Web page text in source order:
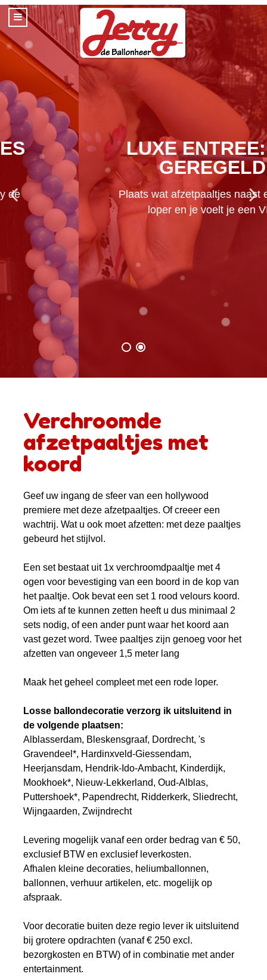
LUXE ENTREE: ZO
GEREGELD
Plaats wat afzetpaaltjes naast een rode
loper en je voelt je een VIP
Verchroomde
afzetpaaltjes met
koord
Geef uw ingang de sfeer van een hollywood
premiere met deze afzetpaaltjes. Of creeer een
wachtrij. Wat u ook moet afzetten: met deze paaltjes
gebeurd het stijlvol.
Een set bestaat uit 1x verchroomdpaaltje met 4
ogen voor bevestiging van een boord in de kop van
het paaltje. Ook bevat een set 1 rood velours koord.
Om iets af te kunnen zetten heeft u dus minimaal 2
sets nodig, of een ander punt waar het koord aan
vast gezet word. Twee paaltjes zijn genoeg voor het
afzetten van ongeveer 1,5 meter lang
Maak het geheel compleet met een rode loper.
Losse ballondecoratie verzorg ik uitsluitend in
de volgende plaatsen:
Alblasserdam, Bleskensgraaf, Dordrecht, 's
Gravendeel*, Hardinxveld-Giessendam,
Heerjansdam, Hendrik-Ido-Ambacht, Kinderdijk,
Mookhoek*, Nieuw-Lekkerland, Oud-Alblas,
Puttershoek*, Papendrecht, Ridderkerk, Sliedrecht,
Wijngaarden, Zwijndrecht
Levering mogelijk vanaf een order bedrag van € 50,
exclusief BTW en exclusief leverkosten.
Afhalen kleine decoraties, heliumballonnen,
ballonnen, verhuur artikelen, etc. mogelijk op
afspraak.
Voor decoratie buiten deze regio lever ik uitsluitend
bij grotere opdrachten (vanaf € 250 excl.
bezorgkosten en BTW) of in combinatie met ander
entertainment.